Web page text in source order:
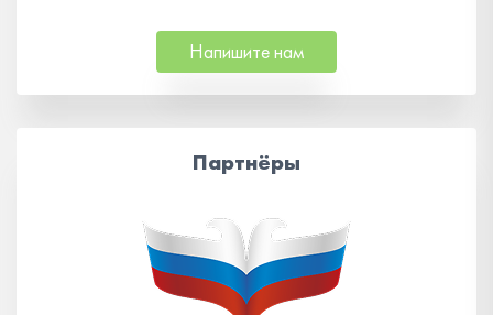
Напишите нам
Партнёры